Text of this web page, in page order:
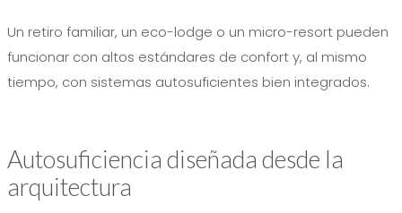
Un retiro familiar, un eco-lodge o un micro-resort pueden
funcionar con altos estándares de confort y, al mismo
tiempo, con sistemas autosuficientes bien integrados.
Autosuficiencia diseñada desde la
arquitectura